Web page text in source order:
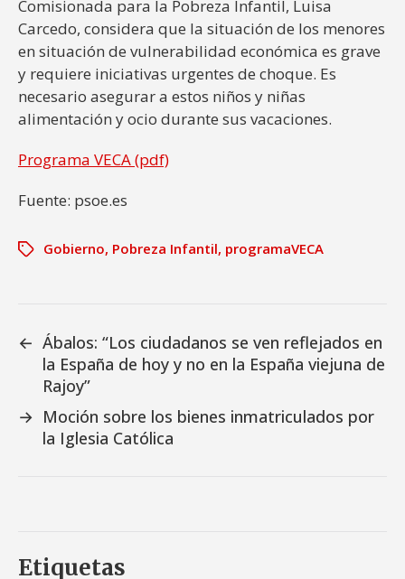
Comisionada para la Pobreza Infantil, Luisa
Carcedo, considera que la situación de los menores
en situación de vulnerabilidad económica es grave
y requiere iniciativas urgentes de choque. Es
necesario asegurar a estos niños y niñas
alimentación y ocio durante sus vacaciones.
Programa VECA (pdf)
Fuente: psoe.es
Gobierno, Pobreza Infantil, programaVECA
← Ábalos: “Los ciudadanos se ven reflejados en
la España de hoy y no en la España viejuna de
Rajoy”
→ Moción sobre los bienes inmatriculados por
la Iglesia Católica
Etiquetas